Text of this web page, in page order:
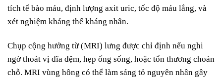
tích tế bào máu, định lượng axit uric, tốc độ máu lắng, và
xét nghiệm kháng thể kháng nhân.
Chụp cộng hưởng từ (MRI) lưng được chỉ định nếu nghi
ngờ thoát vị đĩa đệm, hẹp ống sống, hoặc tổn thương choán
chỗ. MRI vùng hông có thể làm sáng tỏ nguyên nhân gây